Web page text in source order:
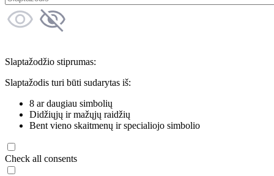
Slaptažodžio stiprumas:
Slaptažodis turi būti sudarytas iš:
8 ar daugiau simbolių
Didžiųjų ir mažųjų raidžių
Bent vieno skaitmenų ir specialiojo simbolio
Check all consents